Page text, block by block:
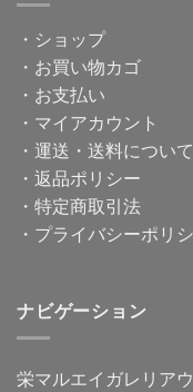
・ ショップ
・ お買い物カゴ
・ お支払い
・ マイアカウント
・ 運送・送料について
・ 返品ポリシー
・ 特定商取引法
・ プライバシーポリ
ナビゲーション
栄マルエイガレリア